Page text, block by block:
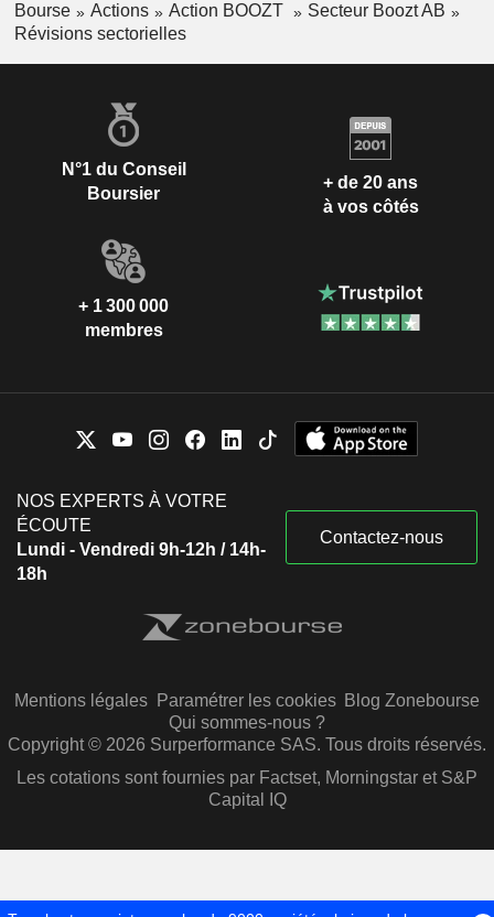
Bourse Actions Action BOOZT
Secteur Boozt AB
Révisions sectorielles
N°1 du Conseil
Boursier
+ de 20 ans
à vos côtés
+ 1 300 000
membres
NOS EXPERTS À VOTRE
ÉCOUTE
Lundi - Vendredi 9h-12h / 14h-
18h
Contactez-nous
Mentions légales Paramétrer les cookies Blog Zonebourse
Qui sommes-nous ?
Copyright © 2026 Surperformance SAS. Tous droits réservés.
Les cotations sont fournies par Factset, Morningstar et S&P
Capital IQ